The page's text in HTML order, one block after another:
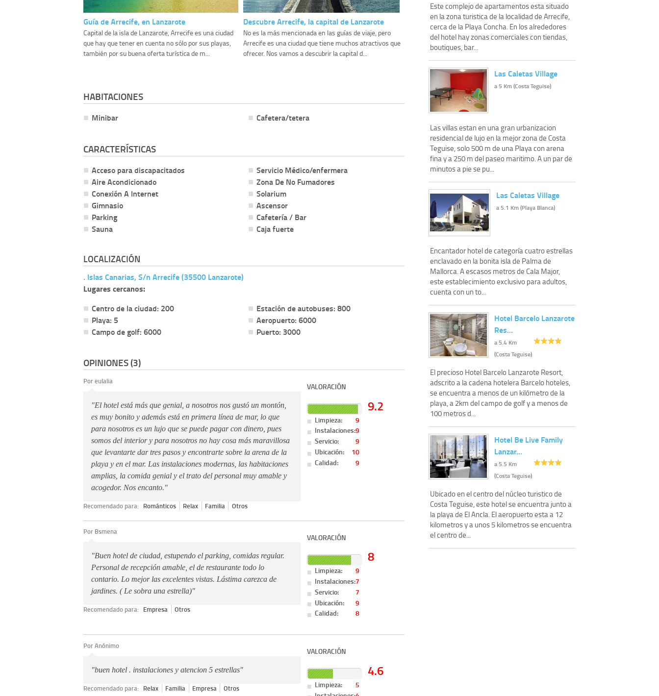
Guía de Arrecife, en Lanzarote
Capital de la isla de Lanzarote, Arrecife es una ciudad
que hay que tener en cuenta no sólo por sus playas,
también por su buena oferta turística de m...
Descubre Arrecife, la capital de Lanzarote
No es la más mencionada en las guías de viaje, pero
Arrecife es una ciudad que tiene muchos atractivos que
ofrecer. Nos vamos a descubrir la capital d...
HABITACIONES
Minibar Cafetera/tetera
CARACTERÍSTICAS
Acceso para discapacitados
Aire Acondicionado
Conexión A Internet
Gimnasio
Parking
Sauna
Servicio Médico/enfermera
Zona De No Fumadores
Solarium
Ascensor
Cafetería / Bar
Caja fuerte
LOCALIZACIÓN
. Islas Canarias, S/n Arrecife (35500 Lanzarote)
Lugares cercanos:
Centro de la ciudad: 200
Playa: 5
Campo de golf: 6000
Estación de autobuses: 800
Aeropuerto: 6000
Puerto: 3000
OPINIONES (3)
Por eulalia
"El hotel está más que genial, a nosotros nos gustó un montón,
es muy bonito y además está en primera línea de mar, lo que
para nosotros es un lujo que se puede pagar con dinero, pues
somos del interior y para nosotros no hay cosa más maravillosa
que levantarte dar tres pasos y encontrarte sobre la arena de la
playa y en el mar. Las instalaciones modernas, las habitaciones
amplias, la comida genial y el trato del personal muy amable y
acogedor. Nos encanto."
Recomendado para: Románticos Relax Familia Otros
VALORACIÓN
9.2
Limpieza:
9
Instalaciones:9
Servicio:
9
Ubicación:
10
Calidad:
9
Por Bsmena
"Buen hotel de ciudad, estupendo el parking, comidas regular.
Personal de recepción amable, el de restaurante todo lo
contario. Lo mejor las excelentes vistas. Lástima carezca de
jardines. ( Le sobra una estrella)"
Recomendado para: Empresa Otros
VALORACIÓN
8
Limpieza:
9
Instalaciones:7
Servicio:
7
Ubicación:
9
Calidad:
8
Por Anónimo
"buen hotel . instalaciones y atencion 5 estrellas"
Recomendado para: Relax Familia Empresa Otros
VALORACIÓN
4.6
Limpieza:
5
Este complejo de apartamentos esta situado
en la zona turistica de la localidad de Arrecife,
cerca de la Playa Concha. En los alrededores
del hotel hay zonas comerciales con tiendas,
boutiques, bar...
Las Caletas Village
a 5 Km (Costa Teguise)
Las villas estan en una gran urbanizacion
residencial de lujo en la mejor zona de Costa
Teguise, solo 500 m de una Playa con arena
fina y a 250 m del paseo maritimo. A un par de
minutos a pie se pu...
Las Caletas Village
a 5.1 Km (Playa Blanca)
Encantador hotel de categoría cuatro estrellas
enclavado en la bonita isla de Palma de
Mallorca. A escasos metros de Cala Major,
este establecimiento exclusivo para adultos,
cuenta con un to...
Hotel Barcelo Lanzarote
Res…
a 5.4 Km
(Costa Teguise)
El precioso Hotel Barcelo Lanzarote Resort,
adscrito a la cadena hotelera Barcelo hoteles,
se encuentra a menos de un kilómetro de la
playa, a 2km del campo de golf y a menos de
100 metros d...
Hotel Be Live Family
Lanzar…
a 5.5 Km
(Costa Teguise)
Ubicado en el centro del núcleo turistico de
Costa Teguise, este hotel se encuentra junto a
la playa de El Ancla. El aeropuerto esta a 12
kilometros y a unos 5 kilometros se encuentra
el centro de...